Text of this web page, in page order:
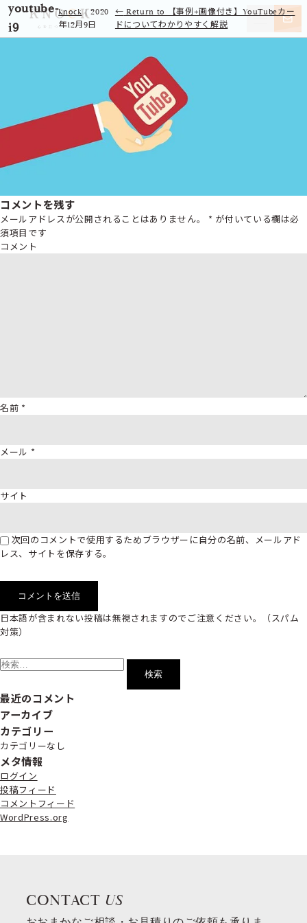
youtube-
i9
knock |2020
年12月9日
← Return to 【事例+画像付き】YouTubeカー
ドについてわかりやすく解説
コメントを残す
メールアドレスが公開されることはありません。 * が付いている欄は必
須項目です
コメント
名前 *
メール *
サイト
次回のコメントで使用するためブラウザーに自分の名前、メールアド
レス、サイトを保存する。
日本語が含まれない投稿は無視されますのでご注意ください。（スパム
対策）
索:
最近のコメント
アーカイブ
カテゴリー
カテゴリーなし
メタ情報
ログイン
投稿フィード
コメントフィード
WordPress.org
CONTACT US